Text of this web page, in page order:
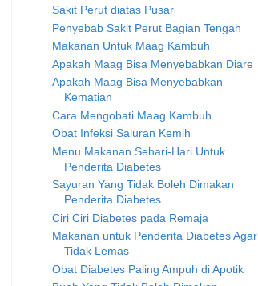
Sakit Perut diatas Pusar
Penyebab Sakit Perut Bagian Tengah
Makanan Untuk Maag Kambuh
Apakah Maag Bisa Menyebabkan Diare
Apakah Maag Bisa Menyebabkan
Kematian
Cara Mengobati Maag Kambuh
Obat Infeksi Saluran Kemih
Menu Makanan Sehari-Hari Untuk
Penderita Diabetes
Sayuran Yang Tidak Boleh Dimakan
Penderita Diabetes
Ciri Ciri Diabetes pada Remaja
Makanan untuk Penderita Diabetes Agar
Tidak Lemas
Obat Diabetes Paling Ampuh di Apotik